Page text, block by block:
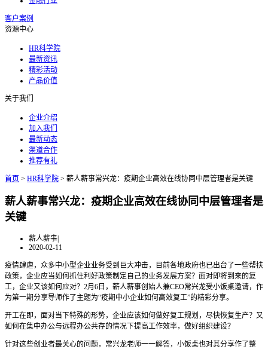
客户案例
资源中心
HR科学院
最新资讯
精彩活动
产品价值
关于我们
企业介绍
加入我们
最新动态
渠道合作
推荐有礼
首页 > HR科学院 > 薪人薪事常兴龙：疫期企业高效在线协同中层管理者是关键
薪人薪事常兴龙：疫期企业高效在线协同中层管理者是
关键
薪人薪事|
2020-02-11
疫情肆虐，众多中小型企业业务受到巨大冲击，目前各地政府也已出台了一些帮扶
政策，企业应当如何抓住利好政策制定自己的业务发展方案？面对即将到来的复
工，企业又该如何应对？2月6日，薪人薪事创始人兼CEO常兴龙受小饭桌邀请，作
为第一期分享导师作了主题为“疫期中小企业如何高效复工”的精彩分享。
开工在即，面对当下特殊的形势，企业应该如何做好复工规划，尽快恢复生产？又
如何在集中办公与远程办公共存的情况下提高工作效率，做好组织建设？
针对这些创业者最关心的问题，常兴龙老师一一解答，小饭桌也对其分享作了整